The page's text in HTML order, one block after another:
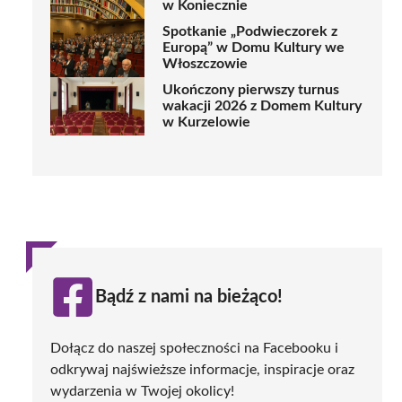
w Koniecznie
Spotkanie „Podwieczorek z
Europą” w Domu Kultury we
Włoszczowie
Ukończony pierwszy turnus
wakacji 2026 z Domem Kultury
w Kurzelowie
Bądź z nami na bieżąco!
Dołącz do naszej społeczności na Facebooku i
odkrywaj najświeższe informacje, inspiracje oraz
wydarzenia w Twojej okolicy!